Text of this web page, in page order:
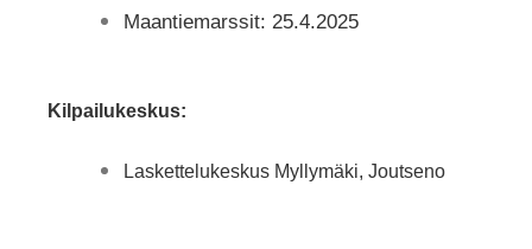
Maantiemarssit: 25.4.2025
Kilpailukeskus:
Laskettelukeskus Myllymäki, Joutseno